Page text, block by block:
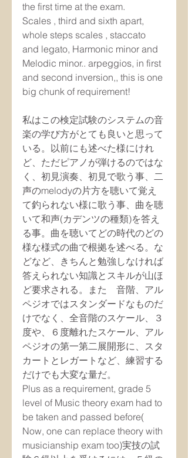
the first time at the exam.
Scales , third and sixth apart,
whole steps scales , staccato
and legato, Harmonic minor and
Melodic minor.. arpeggios, in first
and second inversion,, this is one
big chunk of requirement!
私はこの検定試験のシステムの音
楽の学び方がとても良いと思って
いる。以前にも述べた様にけれ
ど、ただピアノが弾けるのではな
く、初見演奏、初見で歌う事、二
声のmelodyの片方を聴いて覚え
て釣られない様に歌う事、曲を聴
いて和声(カデンツの種類)を答え
る事。曲を聴いてどの時代のどの
様な様式の曲で根拠を述べる。な
どなど、きちんと勉強しなければ
答えられない知識とスキルが山ほ
ど要求される。また　音階、アル
ペジオではスタンダードなものだ
けでなく、全音階のスケール、３
度や、６度離れたスケール、アル
ペジオの第一第二展開形に、スタ
カートとレガートなど、練習する
だけでも大変な量だ。
Plus as a requirement, grade 5
level of Music theory exam had to
be taken and passed before(
Now, one can replace theory with
musicianship exam too)実技の試